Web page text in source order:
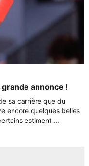
annonce !
sa carrière que du
encore quelques belles
estiment ...